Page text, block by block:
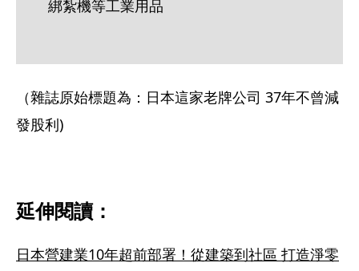
綁紮機等工業用品
（雜誌原始標題為：日本這家老牌公司 37年不曾減
發股利)
延伸閱讀：
日本營建業10年超前部署！從建築到社區 打造淨零